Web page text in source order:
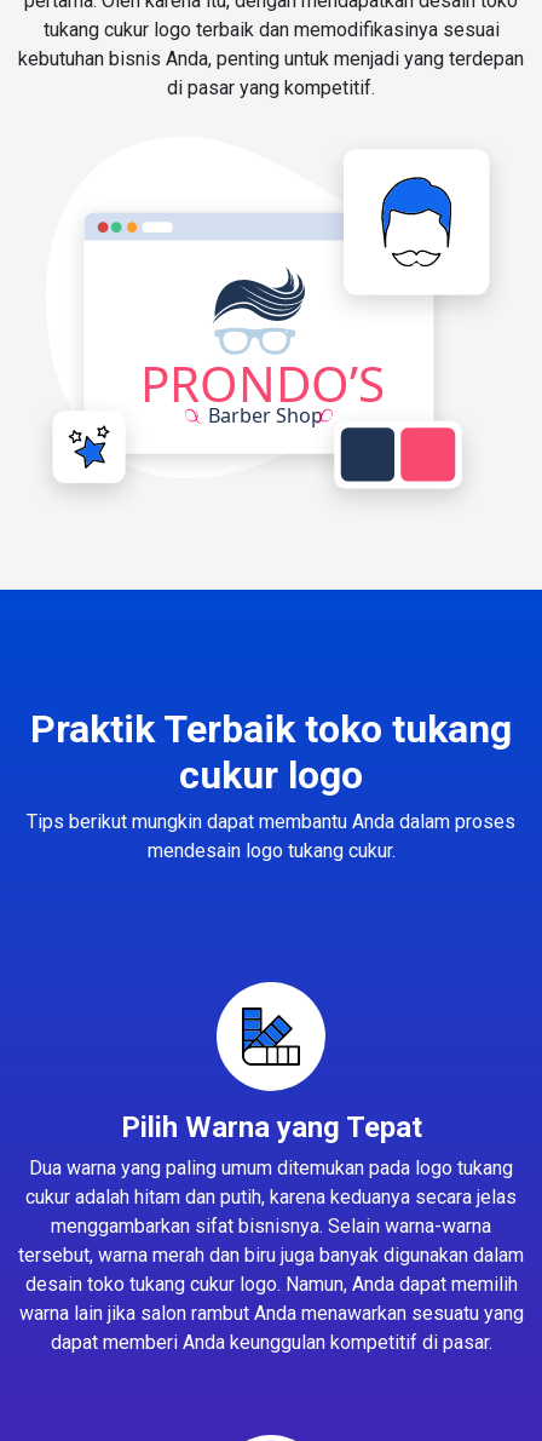
tukang cukur logo terbaik dan memodifikasinya sesuai
kebutuhan bisnis Anda, penting untuk menjadi yang terdepan
di pasar yang kompetitif.
Praktik Terbaik toko tukang
cukur logo
Tips berikut mungkin dapat membantu Anda dalam proses
mendesain logo tukang cukur.
Pilih Warna yang Tepat
Dua warna yang paling umum ditemukan pada logo tukang
cukur adalah hitam dan putih, karena keduanya secara jelas
menggambarkan sifat bisnisnya. Selain warna-warna
tersebut, warna merah dan biru juga banyak digunakan dalam
desain toko tukang cukur logo. Namun, Anda dapat memilih
warna lain jika salon rambut Anda menawarkan sesuatu yang
dapat memberi Anda keunggulan kompetitif di pasar.